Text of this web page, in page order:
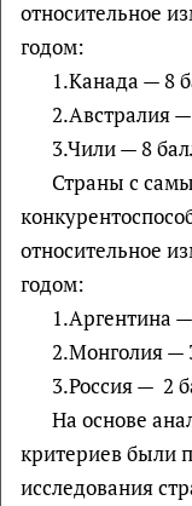
относительное
годом:
1.Канада — 8
2.Австралия
3.Чили — 8
Страны с
относительное
годом:
1.Аргентина
2.Монголия —
3.Россия — 2
На основе
критериев были
исследования